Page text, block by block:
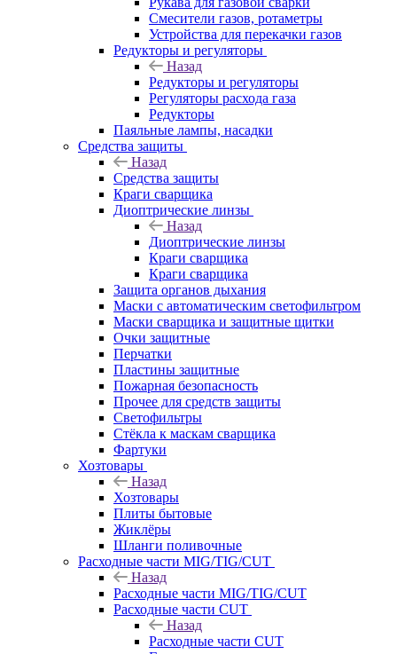
Смесители газов, ротаметры
Устройства для перекачки газов
Редукторы и регуляторы
Назад
Редукторы и регуляторы
Регуляторы расхода газа
Редукторы
Паяльные лампы, насадки
Средства защиты
Назад
Средства защиты
Краги сварщика
Диоптрические линзы
Назад
Диоптрические линзы
Краги сварщика
Краги сварщика
Защита органов дыхания
Маски с автоматическим светофильтром
Маски сварщика и защитные щитки
Очки защитные
Перчатки
Пластины защитные
Пожарная безопасность
Прочее для средств защиты
Светофильтры
Стёкла к маскам сварщика
Фартуки
Хозтовары
Назад
Хозтовары
Плиты бытовые
Жиклёры
Шланги поливочные
Расходные части MIG/TIG/CUT
Назад
Расходные части MIG/TIG/CUT
Расходные части CUT
Назад
Расходные части CUT